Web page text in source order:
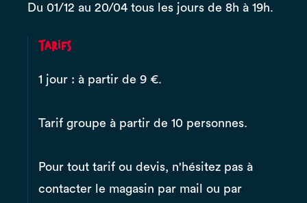
Du 01/12 au 20/04 tous les jours de 8h à 19h.
Tarifs
1 jour : à partir de 9 €.
Tarif groupe à partir de 10 personnes.
Pour tout tarif ou devis, n'hésitez pas à
contacter le magasin par mail ou par